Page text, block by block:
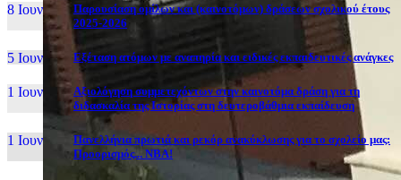
8 Ιουν, 26
Παρουσίαση ομίλων και (καινοτόμων) δράσεων σχολικού έτους
2025-2026
5 Ιουν, 26 Εξέταση ατόμων με αναπηρία και ειδικές εκπαιδευτικές ανάγκες
1 Ιουν, 26
Αξιολόγηση συμμετεχόντων στην καινοτόμα δράση για τη
διδασκαλία της Ιστορίας στη δευτεροβάθμια εκπαίδευση
1 Ιουν, 26
Πανελλήνια πρωτιά και ρεκόρ ανακύκλωσης για το σχολείο μας:
Προορισμός... NBA!